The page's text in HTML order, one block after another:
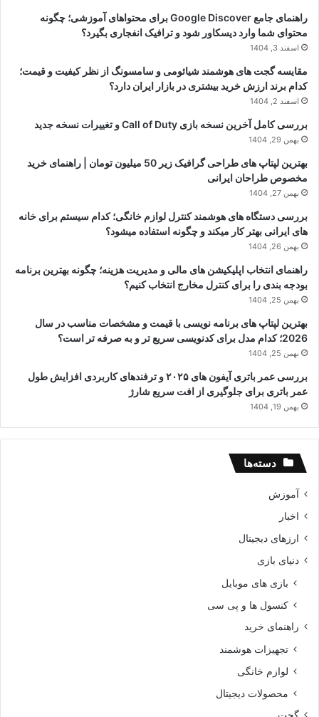
راهنمای جامع Google Discover برای محتواهای آموزشی؛ چگونه
محتوای شما وارد دیسکاور شود و ترافیک انفجاری بگیرد؟
اسفند 3, 1404
مقایسه گجت های هوشمند شیائومی و سامسونگ از نظر کیفیت و قیمت؛
کدام برند ارزش خرید بیشتری در بازار ایران دارد؟
اسفند 2, 1404
بررسی کامل آخرین نسخه بازی Call of Duty و تغییرات نسخه جدید
بهمن 29, 1404
بهترین لپتاپ های طراحی گرافیک زیر 50 میلیون تومان | راهنمای خرید
مخصوص طراحان ایرانی
بهمن 27, 1404
بررسی دستگاه های هوشمند کنترل لوازم خانگی؛ کدام سیستم برای خانه
های ایرانی بهتر کار میکند و چگونه استفاده میشود؟
بهمن 26, 1404
راهنمای انتخاب اپلیکیشن های مالی و مدیریت هزینه؛ چگونه بهترین برنامه
بودجه بندی را برای کنترل مخارج انتخاب کنیم؟
بهمن 25, 1404
بهترین لپتاپ های برنامه نویسی با قیمت و مشخصات مناسب در سال
2026؛ کدام مدل برای کدنویسی سریع تر و به صرفه تر است؟
بهمن 25, 1404
بررسی عمر باتری آیفون های ۲۰۲۵ و ترفندهای کاربردی افزایش طول
عمر باتری برای جلوگیری از افت سریع شارژ
بهمن 19, 1404
دسته‌ها
آموزش
اخبار
ارزهای دیجیتال
دنیای بازی
بازی های موبایل
کنسول ها و پی سی
راهنمای خرید
تجهیزات هوشمند
لوازم خانگی
محصولات دیجیتال